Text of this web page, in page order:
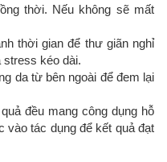
thời. Nếu không sẽ mất
thời gian để thư giãn nghỉ
stress kéo dài.
da từ bên ngoài để đem lại
đều mang công dụng hỗ
vào tác dụng để kết quả đạt